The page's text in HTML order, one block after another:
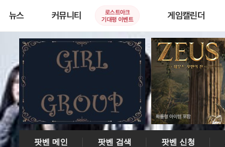
뉴스 커뮤니티
로스트아크
기대평 이벤트
게임캘린더
팟벤 메인 팟벤 검색 팟벤 신청